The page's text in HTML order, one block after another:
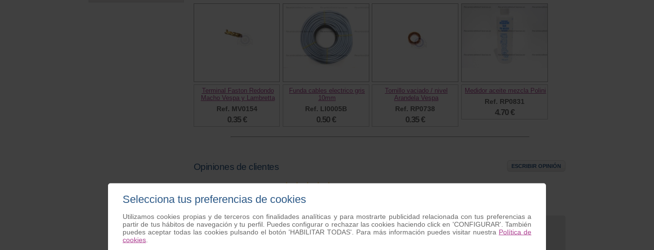
Terminal Faston Redondo
Macho Vespa y Lambretta
Ref. MV0154
0.35 €
Funda cables electrico gris
10mm
Ref. LI0005B
0.50 €
Tornillo vaciado / nivel
Arandela Vespa
Ref. RP0738
0.35 €
Medidor aceite mezcla Polini
Ref. RP0831
4.70 €
Opiniones de clientes ESCRIBIR OPINIÓN
José María| de Benalup Casas viejas | Thursday 17 de November de 2022
Valoración general:
Selecciona tus preferencias de cookies
Utilizamos cookies propias y de terceros con finalidades analíticas y para mostrarte publicidad relacionada con tus preferencias a
partir de tus hábitos de navegación y tu perfil. Puedes configurar o rechazar las cookies haciendo click en 'CONFIGURAR'. También
puedes aceptar todas las cookies pulsando el botón 'HABILITAR TODAS'. Para más información puedes visitar nuestra Política de
cookies